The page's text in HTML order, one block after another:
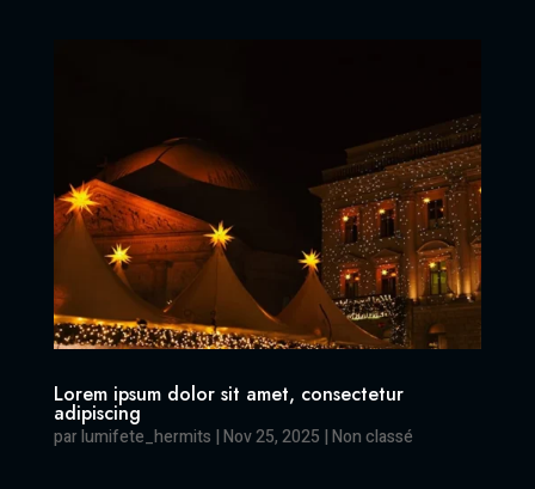
Lorem ipsum dolor sit amet, consectetur
adipiscing
parlumifete_hermits |Nov 25, 2025 |Non classé